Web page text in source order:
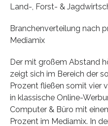
Land-, Forst- &
Branchenverteilung nach
Mediamix
Der mit großem Abstand
zeigt sich im Bereich der
Prozent fließen somit vier
in klassische Online-
Computer & Büro mit
Prozent im Mediamix. In